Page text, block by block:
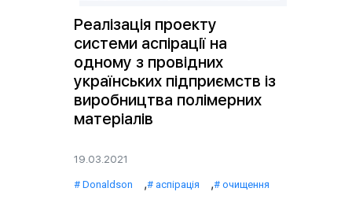
Реалізація проекту
системи аспірації на
одному з провідних
українських підприємств із
виробництва полімерних
матеріалів
19.03.2021
Donaldson , аспірація ,
очищення